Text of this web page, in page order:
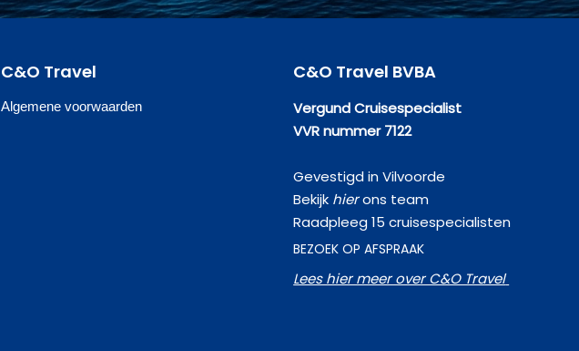
C&O Travel
Algemene voorwaarden
C&O Travel BVBA
Vergund Cruisespecialist
VVR nummer 7122
Gevestigd in Vilvoorde
Bekijk hierons team
Raadpleeg 15 cruisespecialisten
BEZOEK OP AFSPRAAK
Lees hier meer over C&O Travel